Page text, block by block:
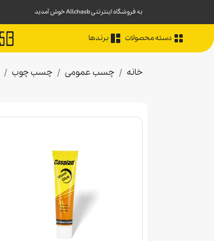
به فروشگاه اینترنتی Allchasb خوش آمدید
دسته محصولات برندها
خانه چسب عمومی چسب چوب